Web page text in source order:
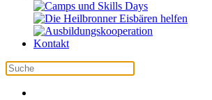
Kontakt